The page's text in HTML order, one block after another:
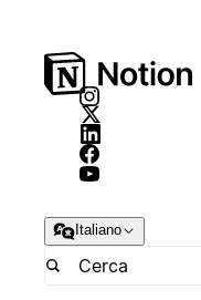
Italiano